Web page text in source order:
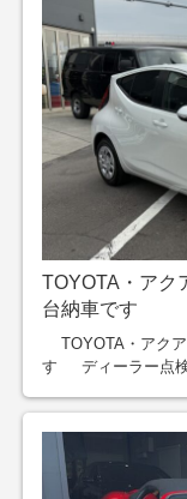
TOYOTA・アク
台納車です
TOYOTA・アク
す ディーラー点検